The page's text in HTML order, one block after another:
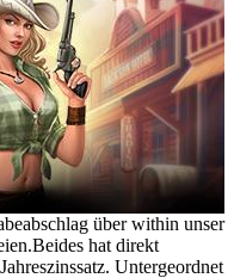
über within unser
hat direkt
Untergeordnet